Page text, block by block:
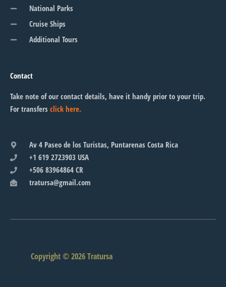
National Parks
Cruise Ships
Additional Tours
Contact
Take note of our contact details, have it handy prior to your trip.
For transfers click here.
Av 4 Paseo de los Turistas, Puntarenas Costa Rica
+1 619 2723903 USA
+506 83964864 CR
tratursa@gmail.com
Copyright © 2026 Tratursa